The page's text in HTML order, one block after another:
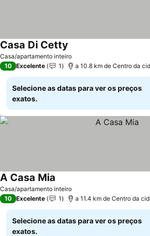
Casa/apartamento inteiro
Casa Di Cetty
10 Excelente 1 a 10.8 km de Centro da
Selecione as datas para ver os preços
exatos.
Casa/apartamento inteiro
A Casa Mia
10 Excelente 1 a 11.4 km de Centro da
Selecione as datas para ver os preços
exatos.